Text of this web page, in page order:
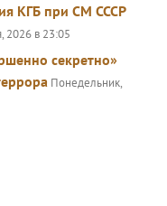
КГБ при СМ СССР
2026 в 23:05
секретно»
Понедельник,